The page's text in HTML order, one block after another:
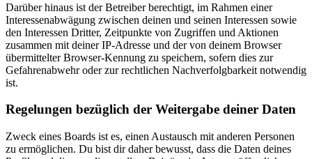
Darüber hinaus ist der Betreiber berechtigt, im Rahmen einer
Interessenabwägung zwischen deinen und seinen Interessen sowie
den Interessen Dritter, Zeitpunkte von Zugriffen und Aktionen
zusammen mit deiner IP-Adresse und der von deinem Browser
übermittelter Browser-Kennung zu speichern, sofern dies zur
Gefahrenabwehr oder zur rechtlichen Nachverfolgbarkeit notwendig
ist.
Regelungen bezüglich der Weitergabe deiner Daten
Zweck eines Boards ist es, einen Austausch mit anderen Personen
zu ermöglichen. Du bist dir daher bewusst, dass die Daten deines